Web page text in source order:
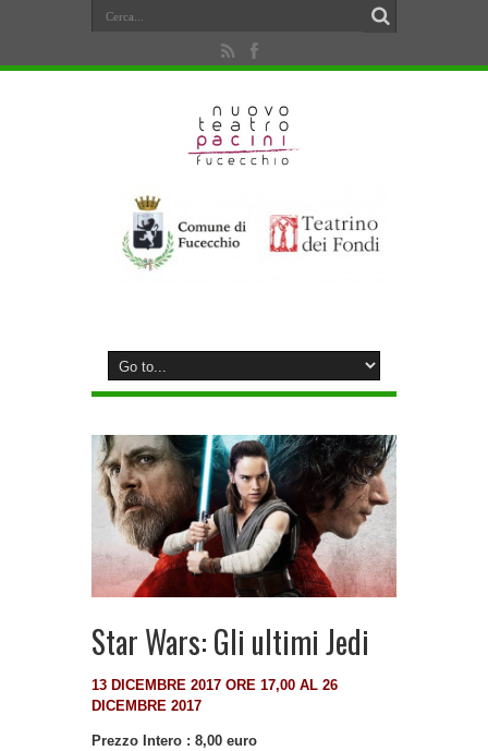
Star Wars: Gli ultimi Jedi
13 DICEMBRE 2017 ORE 17,00 AL 26
DICEMBRE 2017
Prezzo Intero : 8,00 euro